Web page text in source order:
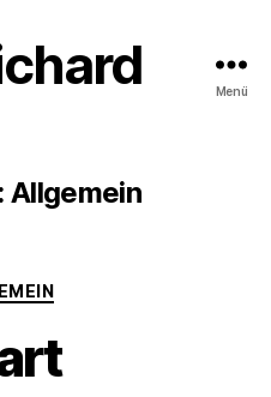
Menü
Allgemein
Kategorien